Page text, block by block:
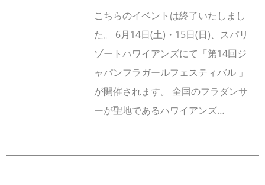
こちらのイベントは終了いたしまし
た。 6月14日(土)・15日(日)、スパリ
ゾートハワイアンズにて「第14回ジ
ャパンフラガールフェスティバル 」
が開催されます。 全国のフラダンサ
ーが聖地であるハワイアンズ…